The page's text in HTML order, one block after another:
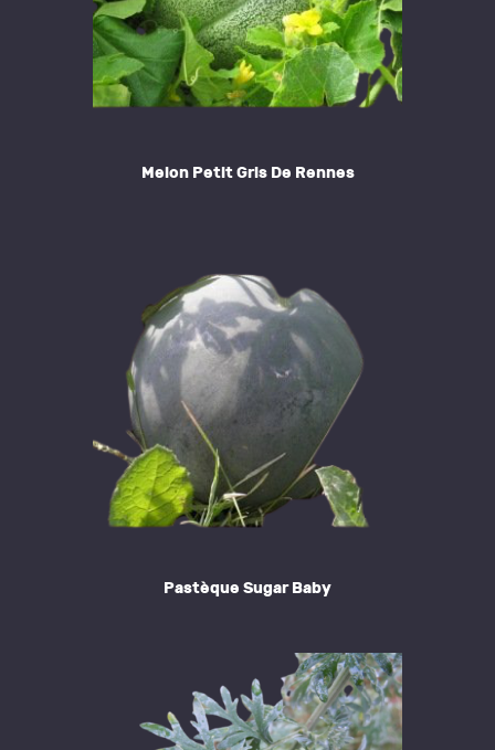
Melon Petit Gris De Rennes
Pastèque Sugar Baby